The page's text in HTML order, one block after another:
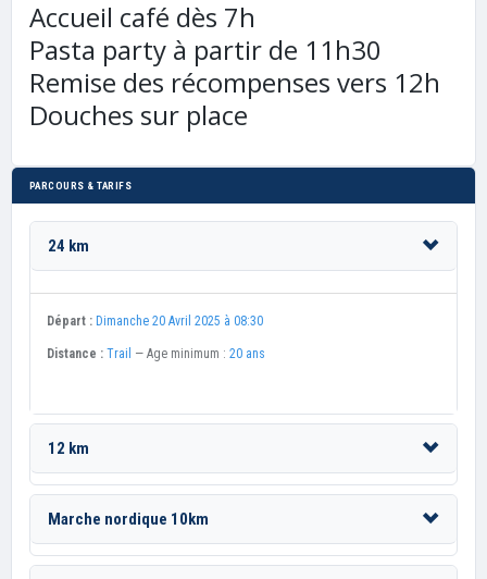
Accueil café dès 7h
Pasta party à partir de 11h30
Remise des récompenses vers 12h
Douches sur place
PARCOURS & TARIFS
24 km
Départ : Dimanche 20 Avril 2025 à 08:30
Distance : Trail — Age minimum : 20 ans
12 km
Marche nordique 10km